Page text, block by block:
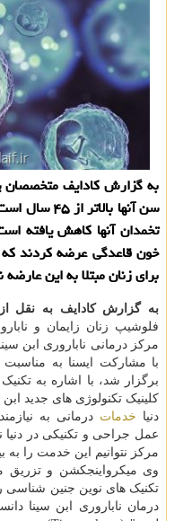
به گزارش كادایف متخصصان
سن آنها
تخمدان آنها كاهش یافته
خون قاعدگی عرضه كردند كه
برای زنان مبتلا به این
به گزارش کادایف به نقل
فلوشیپ زنان زایمان و
مرکز درمانی ناباروری ابن
با مشارکت ایسنا به
برگزار شد، با اشاره به تکنیک
کلینیک تکنولوژی های جدید
دنیا خدمات درمانی به
عمل جراحی و تکنیکی در دنیا
مرکز نتوانیم این خدمت را به
وی میکرواینجکشن و تزریق
تکنیک های نوین جنین شناسی
درمان ناباروری ابن سینا